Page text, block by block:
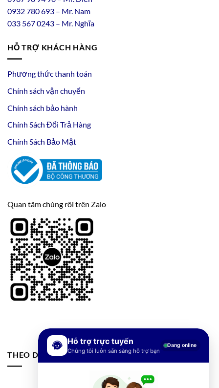
0932780693 – Mr. Nam
033 567 0243 – Mr. Nghĩa
HỖ TRỢ KHÁCH HÀNG
Phương thức thanh toán
Chính sách vận chuyển
Chính sách bảo hành
Chính Sách Đổi Trả Hàng
Chính Sách Bảo Mật
Quan tâm chúng rôi trên Zalo
THEO DÕI FANPAGE
Hỗ trợ trực tuyến
Chúng tôi luôn sẵn sàng hỗ trợ bạn
Đang online